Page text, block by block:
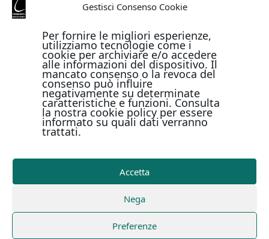
Gestisci Consenso Cookie
Per fornire le migliori esperienze,
utilizziamo tecnologie come i
cookie per archiviare e/o accedere
alle informazioni del dispositivo. Il
mancato consenso o la revoca del
consenso può influire
negativamente su determinate
caratteristiche e funzioni. Consulta
la nostra cookie policy per essere
informato su quali dati verranno
trattati.
Accetta
Nega
Preferenze
PAGAMENTI ONLINE CON
Metodi di pagamento
Copyright © Il Terebinto Edizioni - 2026
Termini e condizioni